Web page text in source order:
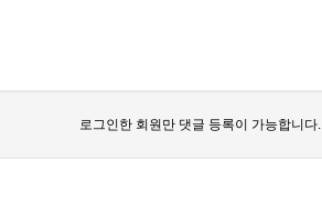
로그인한 회원만 댓글 등록이 가능합니다.